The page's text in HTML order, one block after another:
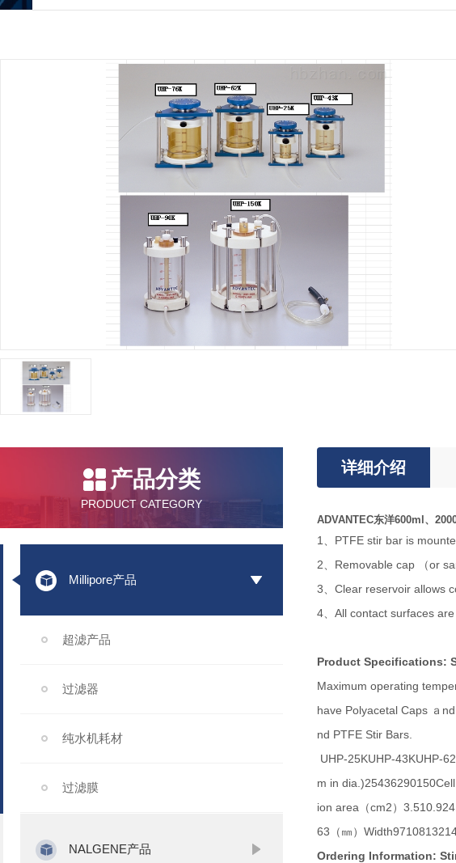
产品分类
PRODUCT CATEGORY
Millipore产品
超滤产品
过滤器
纯水机耗材
过滤膜
NALGENE产品
详细介绍
ADVANTEC东洋600ml、
1、PTFE stir bar is
2、Removable cap （or
3、Clear reservoir allows
4、All contact surfaces are
Product Specifications:
Maximum operating
have Polyacetal Caps ａ
nd PTFE Stir Bars.
UHP-25KUHP-43KUHP-
m in
ion area（cm2）
63（㎜）
Ordering Information: